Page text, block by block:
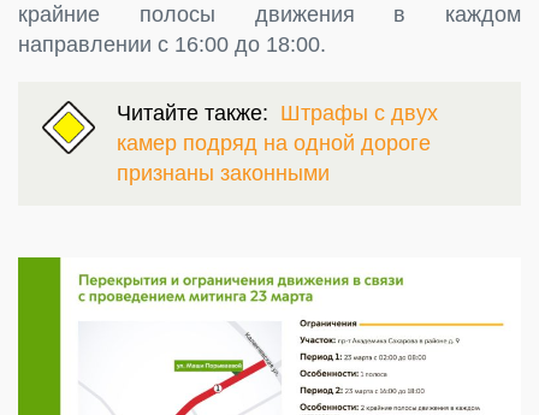
крайние полосы движения в каждом
направлении с 16:00 до 18:00.
Читайте также: Штрафы с двух
камер подряд на одной дороге
признаны законными